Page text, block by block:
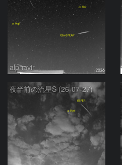
alphavir
夜半前の流星S (26-07-27)